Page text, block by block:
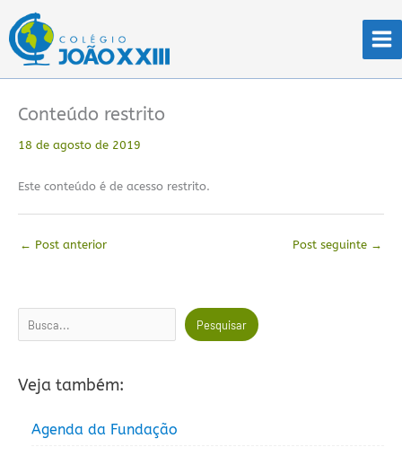
para
conteúdo
Conteúdo restrito
18 de agosto de 2019
Este conteúdo é de acesso restrito.
← Post anterior Post seguinte →
Pesquisar Pesquisar
Veja também:
Agenda da Fundação